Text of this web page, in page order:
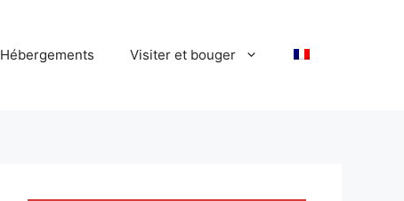
Hébergements Visiter et bouger